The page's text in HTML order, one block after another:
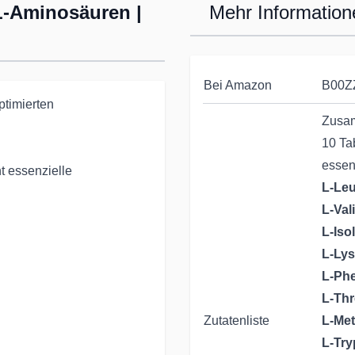
Aminosäuren |
essenzielle
Mehr
Bei Amazon
Zutatenliste
10
L-
L-
L-
L-
L-
L-
L-
L-